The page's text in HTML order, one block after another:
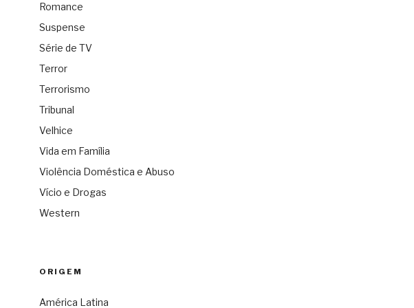
Romance
Suspense
Série de TV
Terror
Terrorismo
Tribunal
Velhice
Vida em Família
Violência Doméstica e Abuso
Vício e Drogas
Western
ORIGEM
América Latina